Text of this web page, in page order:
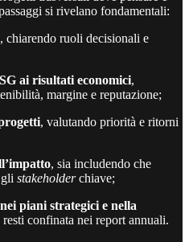
si rivelano fondamentali:
, chiarendo ruoli decisionali e
ai risultati economici,
margine e reputazione;
, valutando priorità e ritorni
, sia includendo che
stakeholderchiave;
piani strategici e nella
confinata nei report annuali.